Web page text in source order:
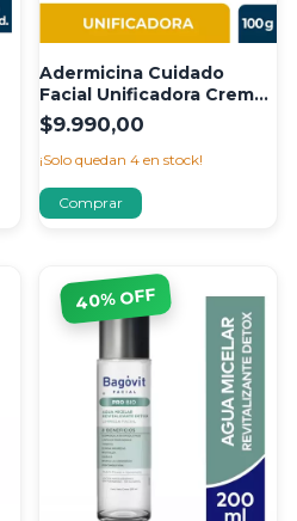
Adermicina Cuidado
Facial Unificadora Crema
100 gr
$9.990,00
¡Solo quedan 4 en stock!
40% OFF